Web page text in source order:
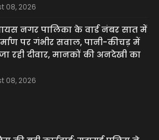
08, 2026
नगर पालिका के वार्ड नंबर सात में
पर गंभीर सवाल, पानी-कीचड़ में
रही दीवार, मानकों की अनदेखी का
08, 2026